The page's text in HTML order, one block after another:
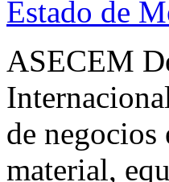
Estado de
ASECEM
de
material,